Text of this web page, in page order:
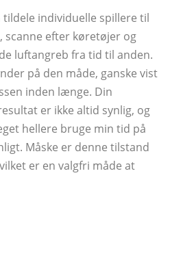
individuelle spillere til
scanne efter køretøjer og
luftangreb fra tid til anden.
på den måde, ganske vist
inden længe. Din
er ikke altid synlig, og
hellere bruge min tid på
Måske er denne tilstand
er en valgfri måde at